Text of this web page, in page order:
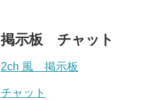
掲示板 チャット
2ch 風 掲示板
チャット